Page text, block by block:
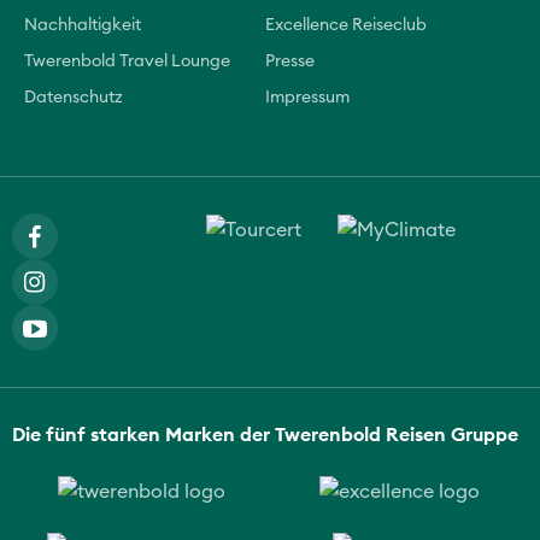
Nachhaltigkeit Excellence Reiseclub
Twerenbold Travel Lounge Presse
Datenschutz Impressum
Die fünf starken Marken der Twerenbold Reisen Gruppe